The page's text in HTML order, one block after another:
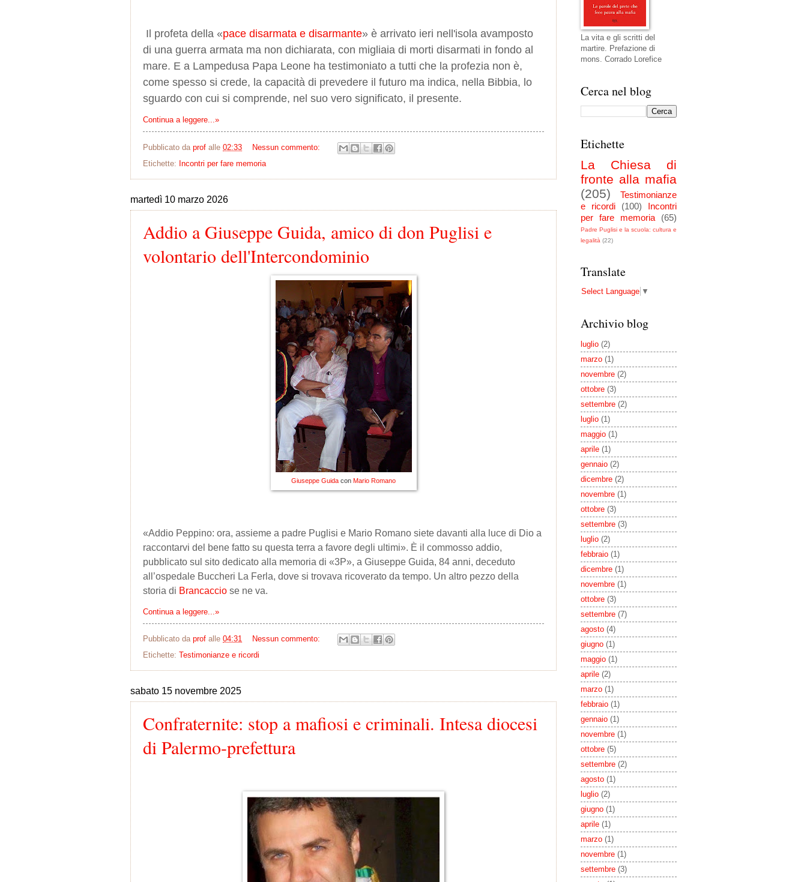
Il profeta della «pace disarmata e disarmante» è arrivato ieri nell'isola avamposto
di una guerra armata ma non dichiarata, con migliaia di morti disarmati in fondo al
mare. E a Lampedusa Papa Leone ha testimoniato a tutti che la profezia non è,
come spesso si crede, la capacità di prevedere il futuro ma indica, nella Bibbia, lo
sguardo con cui si comprende, nel suo vero significato, il presente.
Continua a leggere...»
Pubblicato da prof alle 02:33
Nessun commento:
Etichette: Incontri per fare memoria
martedì 10 marzo 2026
Addio a Giuseppe Guida, amico di don Puglisi e
volontario dell'Intercondominio
Giuseppe Guida con Mario Romano
«Addio Peppino: ora, assieme a padre Puglisi e Mario Romano siete davanti alla luce di Dio a
raccontarvi del bene fatto su questa terra a favore degli ultimi». È il commosso addio,
pubblicato sul sito dedicato alla memoria di «3P», a Giuseppe Guida, 84 anni, deceduto
all’ospedale Buccheri La Ferla, dove si trovava ricoverato da tempo. Un altro pezzo della
storia di Brancaccio se ne va.
Continua a leggere...»
Pubblicato da prof alle 04:31
Nessun commento:
Etichette: Testimonianze e ricordi
sabato 15 novembre 2025
Confraternite: stop a mafiosi e criminali. Intesa diocesi
di Palermo-prefettura
La vita e gli scritti del
martire. Prefazione di
mons. Corrado Lorefice
Cerca nel blog
Etichette
La Chiesa di
fronte alla mafia
(205)
Testimonianze
e ricordi
(100)
Incontri
per fare memoria
(65)
Padre Puglisi e la scuola: cultura e
legalità (22)
Translate
Select Language ▼
Archivio blog
luglio (2)
marzo (1)
novembre (2)
ottobre (3)
settembre (2)
luglio (1)
maggio (1)
aprile (1)
gennaio (2)
dicembre (2)
novembre (1)
ottobre (3)
settembre (3)
luglio (2)
febbraio (1)
dicembre (1)
novembre (1)
ottobre (3)
settembre (7)
agosto (4)
giugno (1)
maggio (1)
aprile (2)
marzo (1)
febbraio (1)
gennaio (1)
novembre (1)
ottobre (5)
settembre (2)
agosto (1)
luglio (2)
giugno (1)
aprile (1)
marzo (1)
novembre (1)
settembre (3)